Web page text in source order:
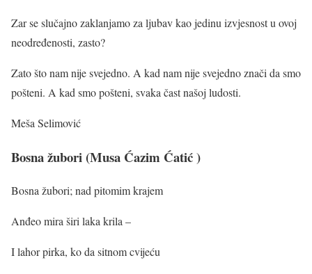
Zar se slučajno zaklanjamo za ljubav kao jedinu izvjesnost u ovoj
neodređenosti, zasto?
Zato što nam nije svejedno. A kad nam nije svejedno znači da smo
pošteni. A kad smo pošteni, svaka čast našoj ludosti.
Meša Selimović
Bosna žubori (Musa Ćazim Ćatić )
Bosna žubori; nad pitomim krajem
Anđeo mira širi laka krila –
I lahor pirka, ko da sitnom cvijeću